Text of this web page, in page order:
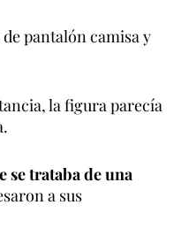
pantalón camisa y
la figura parecía
se trataba de una
a sus